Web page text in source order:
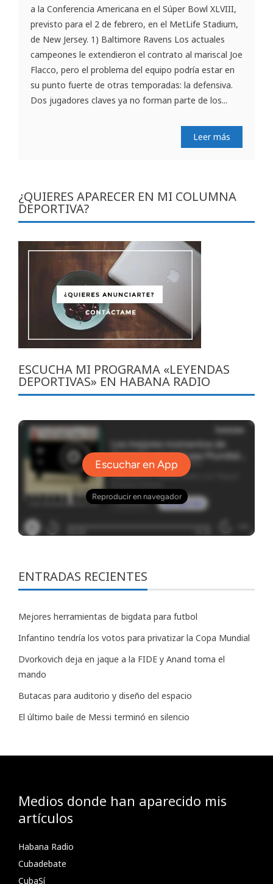
a la Conferencia Americana en el Súper Bowl XLVIII,
previsto para el 2 de febrero, en el MetLife Stadium,
de New Jersey. 1) Baltimore Ravens Los actuales
campeones le extendieron el contrato al mariscal Joe
Flacco, pero el problema del equipo podría estar en
su punto fuerte de otras temporadas: la defensiva.
Dos jugadores claves ya no forman parte de los...
Leer más
¿QUIERES APARECER EN MI COLUMNA
DEPORTIVA?
ESCUCHA MI PROGRAMA «LEYENDAS
DEPORTIVAS» EN HABANA RADIO
ENTRADAS RECIENTES
Mejores herramientas de bigdata para futbol
Infantino tendría los votos para privatizar la Copa Mundial
Dvorkovich deja en jaque a la FIDE y Anand toma el
mando
Butacas para auditorio y diseño del espacio
El último baile de Messi terminó en silencio
Medios donde han aparecido mis
artículos
Habana Radio
Cubadebate
CubaSí